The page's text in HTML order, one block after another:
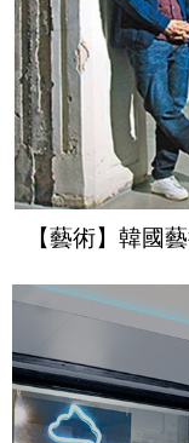
【藝術】韓國